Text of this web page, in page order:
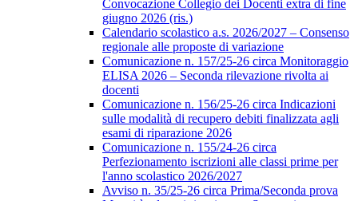
Convocazione Collegio dei Docenti extra di fine
giugno 2026 (ris.)
Calendario scolastico a.s. 2026/2027 – Consenso
regionale alle proposte di variazione
Comunicazione n. 157/25-26 circa Monitoraggio
ELISA 2026 – Seconda rilevazione rivolta ai
docenti
Comunicazione n. 156/25-26 circa Indicazioni
sulle modalità di recupero debiti finalizzata agli
esami di riparazione 2026
Comunicazione n. 155/24-26 circa
Perfezionamento iscrizioni alle classi prime per
l'anno scolastico 2026/2027
Avviso n. 35/25-26 circa Prima/Seconda prova